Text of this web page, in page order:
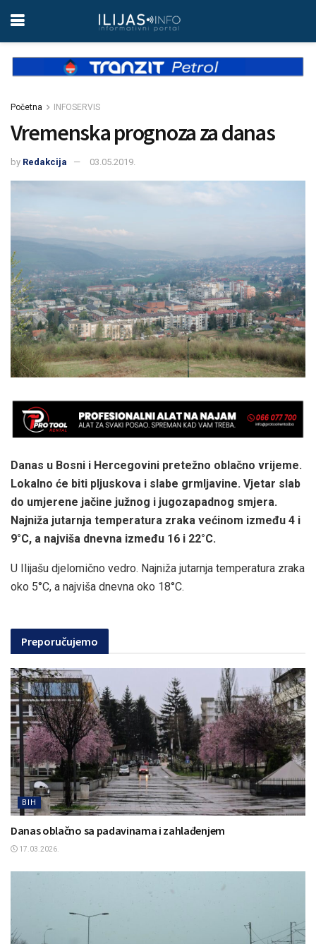
Početna INFOSERVIS
Vremenska prognoza za danas
by Redakcija 03.05.2019.
Danas u Bosni i Hercegovini pretežno oblačno vrijeme.
Lokalno će biti pljuskova i slabe grmljavine. Vjetar slab
do umjerene jačine južnog i jugozapadnog smjera.
Najniža jutarnja temperatura zraka većinom između 4 i
9°C, a najviša dnevna između 16 i 22°C.
U Ilijašu djelomično vedro. Najniža jutarnja temperatura zraka
oko 5°C, a najviša dnevna oko 18°C.
Preporučujemo
BIH
Danas oblačno sa padavinama i zahlađenjem
17.03.2026.